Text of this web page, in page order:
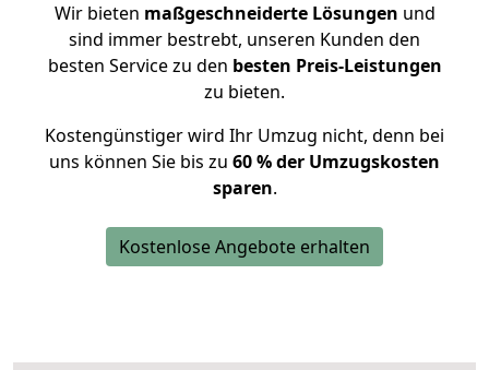
Wir bieten maßgeschneiderte Lösungen und
sind immer bestrebt, unseren Kunden den
besten Service zu den besten Preis-Leistungen
zu bieten.
Kostengünstiger wird Ihr Umzug nicht, denn bei
uns können Sie bis zu 60 % der Umzugskosten
sparen.
Kostenlose Angebote erhalten